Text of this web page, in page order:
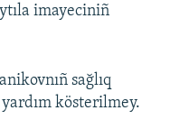
imayeciniñ
sağlıq
kösterilmey.